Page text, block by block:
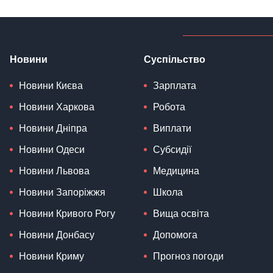
Новини
Новини Києва
Новини Харкова
Новини Дніпра
Новини Одеси
Новини Львова
Новини Запоріжжя
Новини Кривого Рогу
Новини Донбасу
Новини Криму
Суспільство
Зарплата
Робота
Виплати
Субсидії
Медицина
Школа
Вища освіта
Допомога
Прогноз погоди